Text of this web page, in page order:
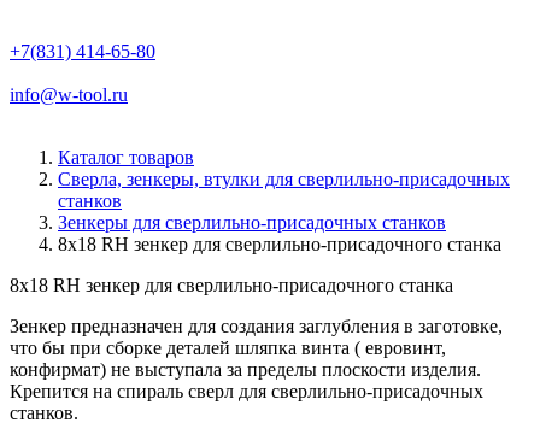
+7(831) 414-65-80
info@w-tool.ru
Каталог товаров
Сверла, зенкеры, втулки для сверлильно-присадочных
станков
Зенкеры для сверлильно-присадочных станков
8х18 RH зенкер для сверлильно-присадочного станка
8х18 RH зенкер для сверлильно-присадочного станка
Зенкер предназначен для создания заглубления в заготовке,
что бы при сборке деталей шляпка винта ( евровинт,
конфирмат) не выступала за пределы плоскости изделия.
Крепится на спираль сверл для сверлильно-присадочных
станков.